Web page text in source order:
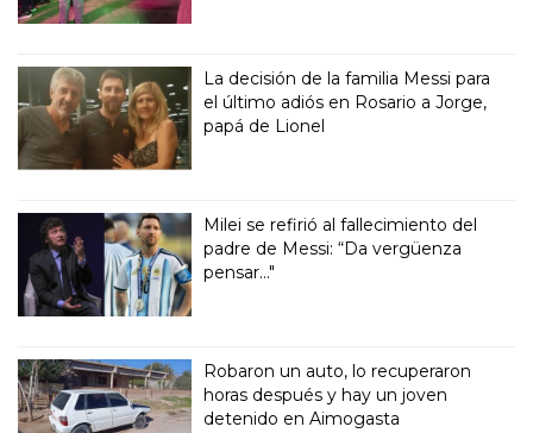
La decisión de la familia Messi para
el último adiós en Rosario a Jorge,
papá de Lionel
Milei se refirió al fallecimiento del
padre de Messi: “Da vergüenza
pensar..."
Robaron un auto, lo recuperaron
horas después y hay un joven
detenido en Aimogasta